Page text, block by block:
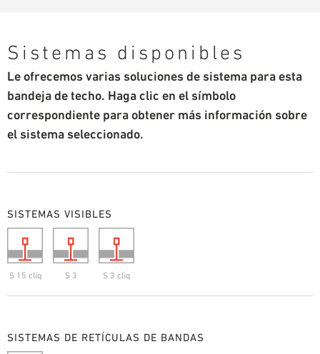
Sistemas disponibles
Le ofrecemos varias soluciones de sistema para esta
bandeja de techo. Haga clic en el símbolo
correspondiente para obtener más información sobre
el sistema seleccionado.
SISTEMAS VISIBLES
S 15 cliq S 3 S 3 cliq
SISTEMAS DE RETÍCULAS DE BANDAS